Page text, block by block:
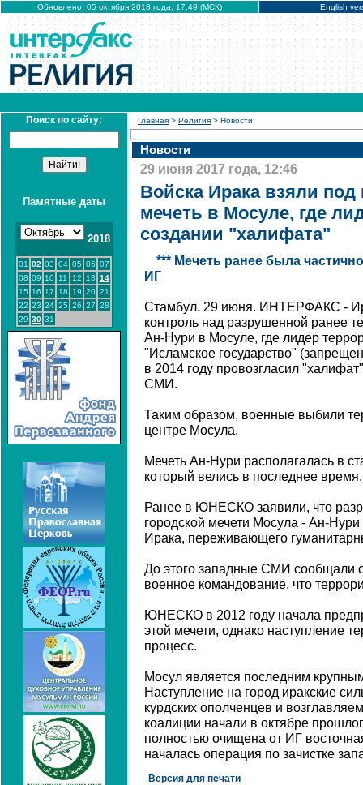
Обновлено: 05 октября 2018 года, 17:49 (МСК) English
Поиск по сайту:
Памятные даты
2018
01 02 03 04 05 06 07
08 09 10 11 12 13 14
15 16 17 18 19 20 21
22 23 24 25 26 27 28
29 30 31
Главная > Религия > Новости
Новости
29 июня 2017 года, 12:46
Войска Ирака взяли
мечеть в Мосуле, где
создании "халифата"
*** Мечеть ранее была
ИГ
Стамбул. 29 июня. ИНТЕРФАКС -
контроль над разрушенной ранее
Ан-Нури в Мосуле, где лидер
"Исламское государство"
в 2014 году провозгласил
СМИ.
Таким образом, военные выбили
центре Мосула.
Мечеть Ан-Нури располагалась в
который велись в последнее время.
Ранее в ЮНЕСКО заявили, что
городской мечети Мосула - Ан-
Ирака, переживающего
До этого западные СМИ сообщали
военное командование, что
ЮНЕСКО в 2012 году начала
этой мечети, однако наступление
процесс.
Мосул является последним
Наступление на город иракские
курдских ополченцев и
коалиции начали в октябре
полностью очищена от ИГ
началась операция по зачистке
Версия для печати